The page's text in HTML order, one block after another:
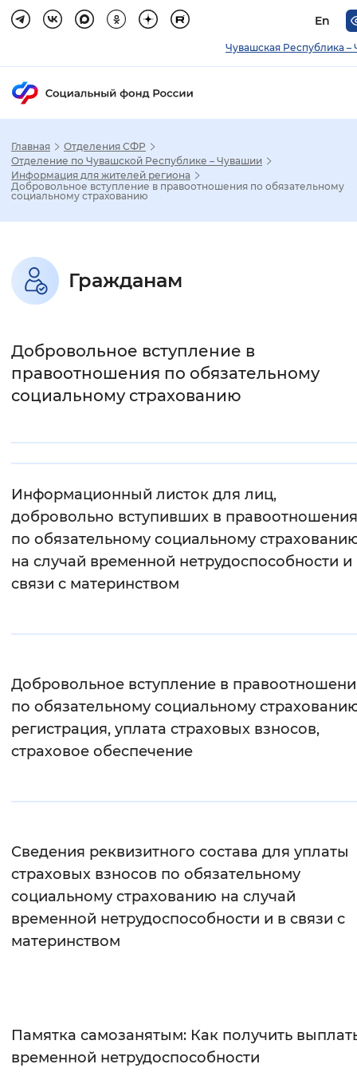
En
Чувашская Республика –
Настройка режима отображения
Стандартный
Без засечек С засечками
Цвет сайта
Монохромный Инверсивный
Синий фон
Изображения
Вернуть стандартные настройки
Главная
Отделения СФР
Отделение по Чувашской Республике – Чувашии
Информация для жителей региона
Добровольное вступление в правоотношения по обязательному
социальному страхованию
Гражданам
Добровольное вступление в
правоотношения по обязательному
социальному страхованию
Информационный листок для лиц,
добровольно вступивших в правоотношения
по обязательному социальному
на случай временной нетрудоспособности и
связи с материнством
Добровольное вступление в
по обязательному социальному
регистрация, уплата страховых взносов,
страховое обеспечение
Сведения реквизитного состава для уплаты
страховых взносов по обязательному
социальному страхованию на случай
временной нетрудоспособности и в связи с
материнством
Памятка самозанятым: Как получить
временной нетрудоспособности